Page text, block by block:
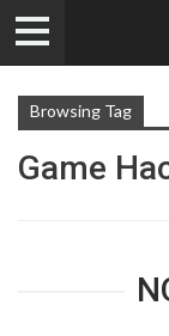
Browsing Tag
Game